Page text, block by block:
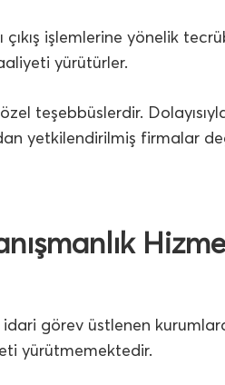
çıkış işlemlerine yönelik
yürütürler.
teşebbüslerdir.
yetkilendirilmiş firmalar
görev üstlenen
yürütmemektedir.